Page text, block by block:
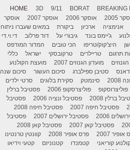
HOME 3D 9/11 BORAT BREAKING
2005 אוסקר 2006 אוסקר 2007
אוסקר
אנימציה ארכיון ביקורת
במאים שעברו ניתוח
ג'יימס בונד גיבורי על דוד פרלוב
די.וי.די
היצ'קוק/טריפו הכי טובים
המדור המודפס
תרגום טריילרים טרקובסקי ישראל
כללי
מועדון הגנוזים 2007
מועצת הקולנוע
סטיבן ספילברג סיכום העשור
סיכום שנה
סינמטק סקירת בלוגים
סרטי ילדים
פוליצרוסקופ פוליצרסקופ 2006
פסטיבל ברלין
ברלין 2008 פסטיבל ונציה 2006
פסטיבל
פסטיבל חיפה 2007
פסטיבל חיפה 2008
2006 פסטיבל ירושלים 2007
פסטיבל
פסטיבל קאן 2007
פסטיבל קאן 2008
2007 פרס אופיר 2008
קוונטין טרנטינו
קוריאני קטמנדו קטנוניזם
קטעי וידיאו